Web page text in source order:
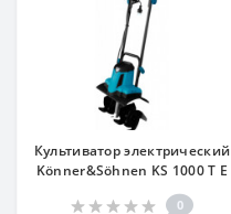
Культиватор электрический
Könner&Söhnen KS 1000 T E
0